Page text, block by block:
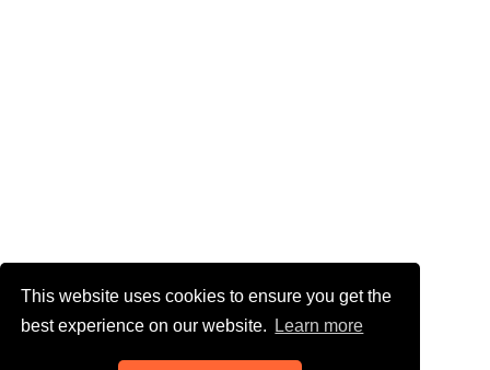
This website uses cookies to ensure you get the
best experience on our website.
Learn more